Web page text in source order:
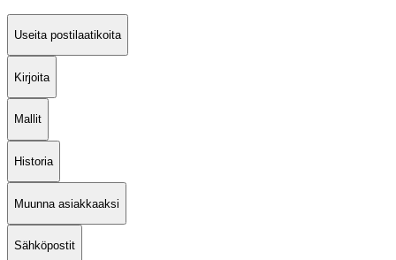
Useita postilaatikoita
Kirjoita
Mallit
Historia
Muunna asiakkaaksi
Sähköpostit